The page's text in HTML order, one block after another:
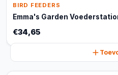
BIRD FEEDERS
Emma's Garden
€34,65